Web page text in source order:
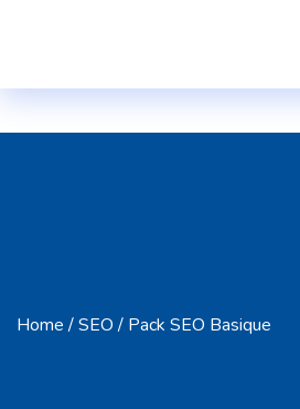
Home/SEO/ Pack SEO Basique